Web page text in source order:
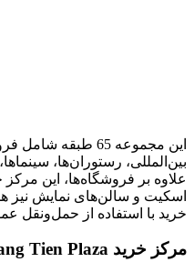
این مجموعه 65
بین‌المللی، رستوران‌ها،
علاوه بر فروشگاه‌ها، این
اسکیت و سالن‌های نمایش
خرید با استفاده از حمل‌و‌نقل
مرکز خرید Trang Tien Plaza